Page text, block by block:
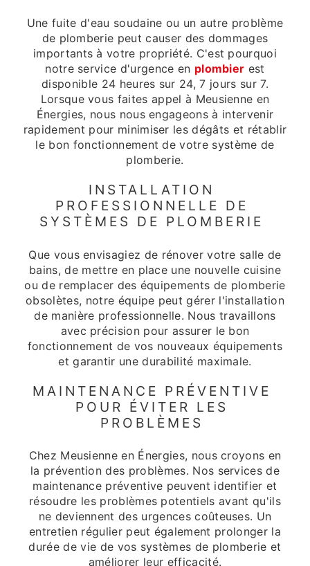
Une fuite d'eau soudaine ou un autre problème
de plomberie peut causer des dommages
importants à votre propriété. C'est pourquoi
notre service d'urgence en plombier est
disponible 24 heures sur 24, 7 jours sur 7.
Lorsque vous faites appel à Meusienne en
Énergies, nous nous engageons à intervenir
rapidement pour minimiser les dégâts et rétablir
le bon fonctionnement de votre système de
plomberie.
INSTALLATION
PROFESSIONNELLE DE
SYSTÈMES DE PLOMBERIE
Que vous envisagiez de rénover votre salle de
bains, de mettre en place une nouvelle cuisine
ou de remplacer des équipements de plomberie
obsolètes, notre équipe peut gérer l'installation
de manière professionnelle. Nous travaillons
avec précision pour assurer le bon
fonctionnement de vos nouveaux équipements
et garantir une durabilité maximale.
MAINTENANCE PRÉVENTIVE
POUR ÉVITER LES
PROBLÈMES
Chez Meusienne en Énergies, nous croyons en
la prévention des problèmes. Nos services de
maintenance préventive peuvent identifier et
résoudre les problèmes potentiels avant qu'ils
ne deviennent des urgences coûteuses. Un
entretien régulier peut également prolonger la
durée de vie de vos systèmes de plomberie et
améliorer leur efficacité.